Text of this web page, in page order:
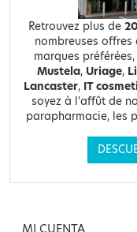
Retrouvez plus de
nombreuses
marques préférées,
Mustela, Uriage,
Lancaster, IT
soyez à l'affût de
parapharmacie, les
MI CUENTA